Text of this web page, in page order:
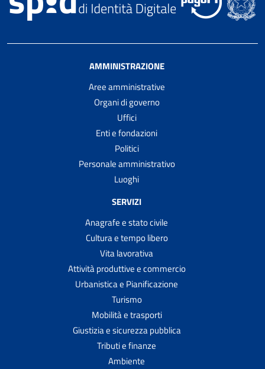
AMMINISTRAZIONE
Aree amministrative
Organi di governo
Uffici
Enti e fondazioni
Politici
Personale amministrativo
Luoghi
SERVIZI
Anagrafe e stato civile
Cultura e tempo libero
Vita lavorativa
Attività produttive e commercio
Urbanistica e Pianificazione
Turismo
Mobilità e trasporti
Giustizia e sicurezza pubblica
Tributi e finanze
Ambiente